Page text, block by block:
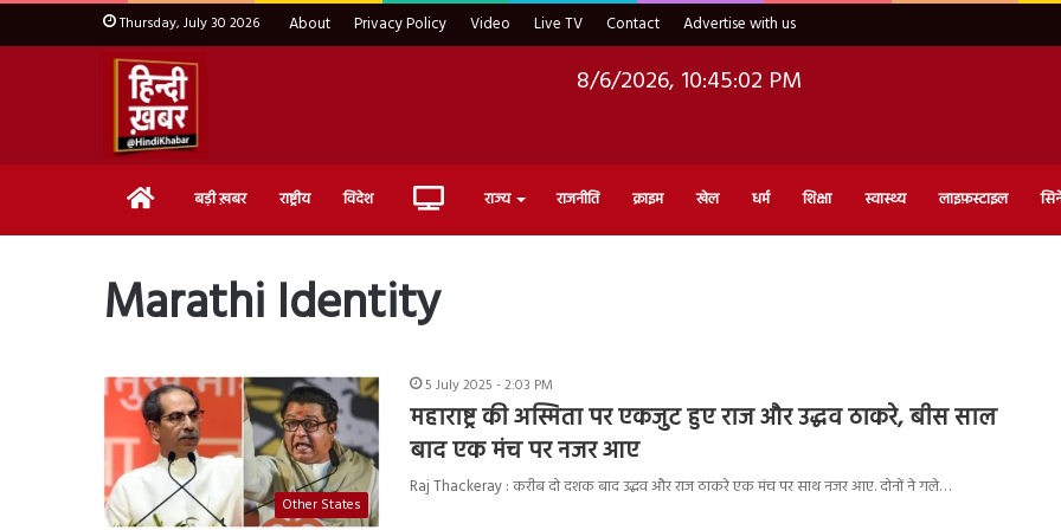
Thursday, July 30 2026 About Privacy Policy Video Live TV Contact Advertise with us
8/6/2026, 10:45:03 PM
Home बड़ी ख़बर राष्ट्रीय विदेश Live राज्य राजनीति क्राइम खेल धर्म शिक्षा स्वास्थ्य लाइफ़स्टाइल
Marathi Identity
Other States
5 July 2025 - 2:03 PM
महाराष्ट्र की अस्मिता पर एकजुट हुए राज और उद्धव ठाकरे, बीस साल
बाद एक मंच पर नजर आए
Raj Thackeray : करीब दो दशक बाद उद्धव और राज ठाकरे एक मंच पर साथ नजर आए. दोनों ने गले…